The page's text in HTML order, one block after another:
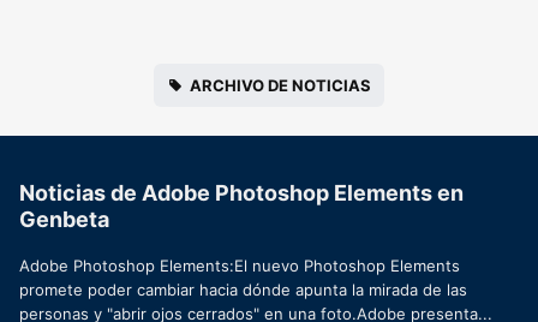
ARCHIVO DE NOTICIAS
Noticias de Adobe Photoshop Elements en
Genbeta
Adobe Photoshop Elements:El nuevo Photoshop Elements
promete poder cambiar hacia dónde apunta la mirada de las
personas y "abrir ojos cerrados" en una foto.Adobe presenta...